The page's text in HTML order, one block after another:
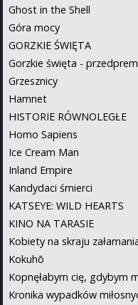
Ghost in the Shell
Góra mocy
GORZKIE ŚWIĘTA
Gorzkie święta -
Grzesznicy
Hamnet
HISTORIE RÓWNOLEGŁE
Homo Sapiens
Ice Cream Man
Inland Empire
Kandydaci śmierci
KATSEYE: WILD HEARTS
KINO NA TARASIE
Kobiety na skraju
Kokuhō
Kopnęłabym cię, gdybym
Kronika wypadków